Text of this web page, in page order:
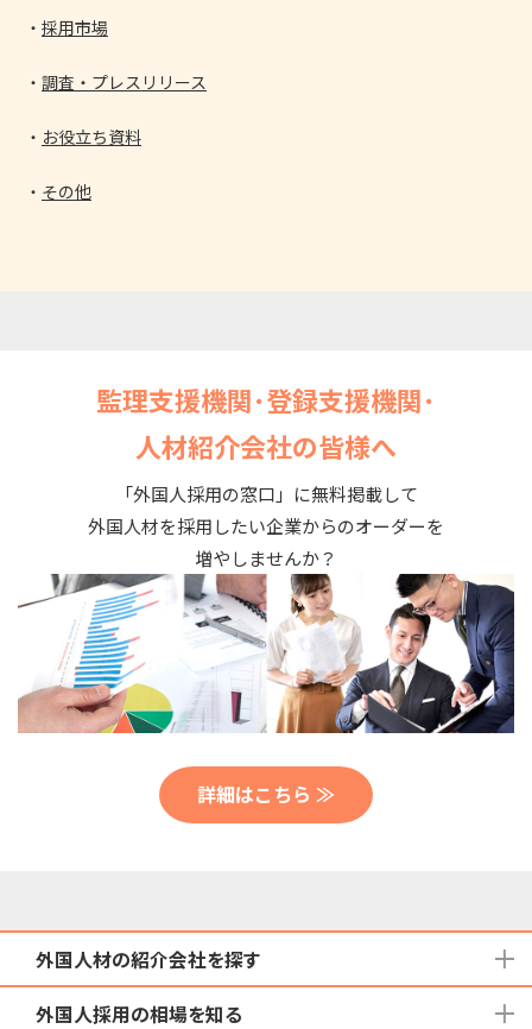
採用市場
調査・プレスリリース
お役立ち資料
その他
監理支援機関･登録支援機関･
人材紹介会社の皆様へ
「外国人採用の窓口」に無料掲載して
外国人材を採用したい企業からのオーダーを
増やしませんか？
詳細はこちら ≫
外国人材の紹介会社を探す
地域から検索する
外国人採用の相場を知る